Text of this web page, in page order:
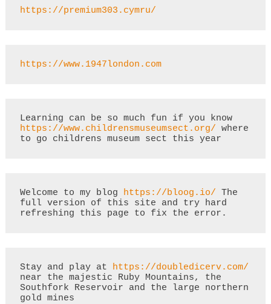
https://premium303.cymru/
https://www.1947london.com
Learning can be so much fun if you know
https://www.childrensmuseumsect.org/ where
to go childrens museum sect this year
Welcome to my blog https://bloog.io/ The
full version of this site and try hard
refreshing this page to fix the error.
Stay and play at https://doubledicerv.com/
near the majestic Ruby Mountains, the
Southfork Reservoir and the large northern
gold mines